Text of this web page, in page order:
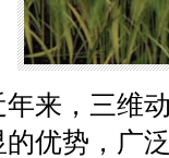
年来，三维
的优势，广